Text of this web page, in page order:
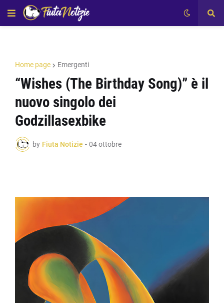
Home page Emergenti
“Wishes (The Birthday Song)” è il
nuovo singolo dei
Godzillasexbike
by Fiuta Notizie - 04 ottobre